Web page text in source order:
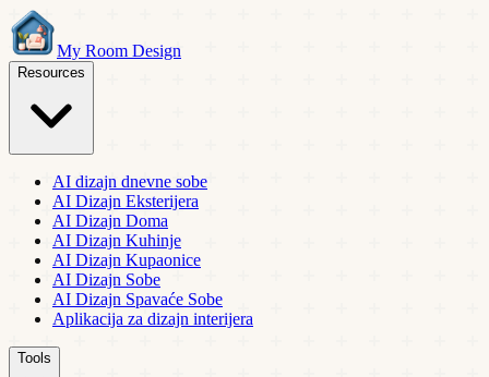
My Room Design
Resources
AI dizajn dnevne sobe
AI Dizajn Eksterijera
AI Dizajn Doma
AI Dizajn Kuhinje
AI Dizajn Kupaonice
AI Dizajn Sobe
AI Dizajn Spavaće Sobe
Aplikacija za dizajn interijera
Tools